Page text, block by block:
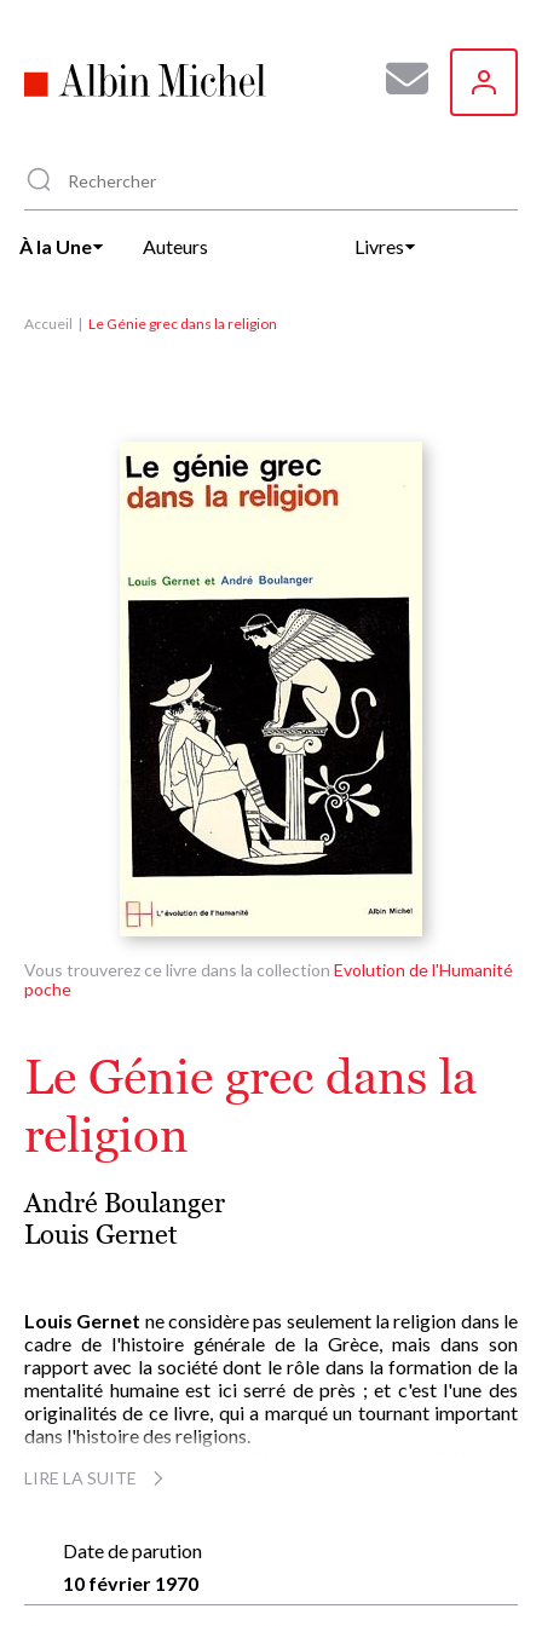
principal
À la Une Auteurs Livres
Accueil Le Génie grec dans la religion
Vous trouverez ce livre dans la collection Evolution de l'Humanité
poche
Le Génie grec dans la
religion
André Boulanger
Louis Gernet
Louis Gernet ne considère pas seulement la religion dans le
cadre de l'histoire générale de la Grèce, mais dans son
rapport avec la société dont le rôle dans la formation de la
mentalité humaine est ici serré de près ; et c'est l'une des
originalités de ce livre, qui a marqué un tournant important
dans l'histoire des religions.
indo-européens qui ont commencé leur fusion dès l'époque
eu une évolution complexe. L. Gernet en retrace des
épisodes essentiels au cours de la première partie de son
ouvrage. Il montre que bien des points restent obscurs, mais
LIRE LA SUITE
Date de parution
10 février 1970